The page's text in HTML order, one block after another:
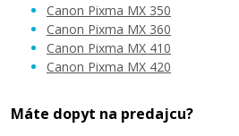
Canon Pixma MX 350
Canon Pixma MX 360
Canon Pixma MX 410
Canon Pixma MX 420
Máte dopyt na predajcu?